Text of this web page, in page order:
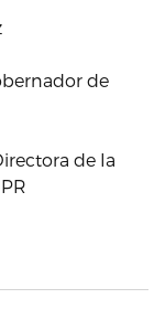
de
de Ia